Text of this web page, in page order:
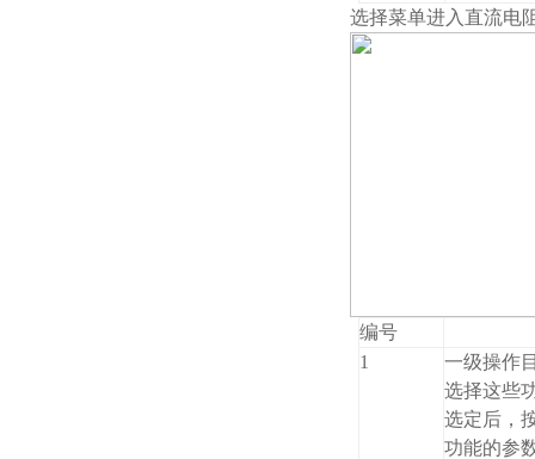
选择菜单进入直流电
编号
1
一级操作
选择这些
选定后，
功能的参